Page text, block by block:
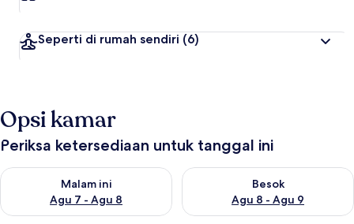
Seperti di rumah sendiri (6)
Opsi kamar
Periksa ketersediaan untuk tanggal ini
Malam ini
Agu 7 - Agu 8
Periksa ketersediaan untuk malam ini Agu 7 - Agu 8
Besok
Agu 8 - Agu 9
Periksa ketersediaan untuk